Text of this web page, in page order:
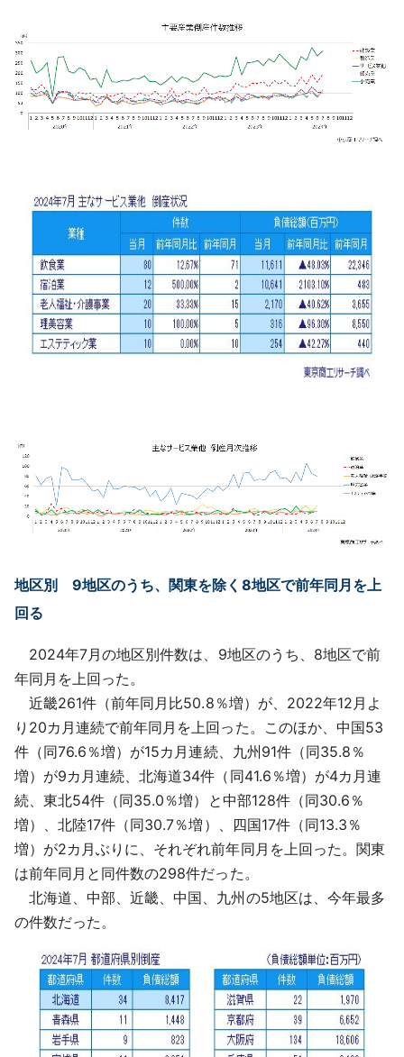
地区別 9地区のうち、関東を除く8地区で前年同月を上
回る
2024年7月の地区別件数は、9地区のうち、8地区で前
年同月を上回った。
近畿261件（前年同月比50.8％増）が、2022年12月よ
り20カ月連続で前年同月を上回った。このほか、中国53
件（同76.6％増）が15カ月連続、九州91件（同35.8％
増）が9カ月連続、北海道34件（同41.6％増）が4カ月連
続、東北54件（同35.0％増）と中部128件（同30.6％
増）、北陸17件（同30.7％増）、四国17件（同13.3％
増）が2カ月ぶりに、それぞれ前年同月を上回った。関東
は前年同月と同件数の298件だった。
北海道、中部、近畿、中国、九州の5地区は、今年最多
の件数だった。